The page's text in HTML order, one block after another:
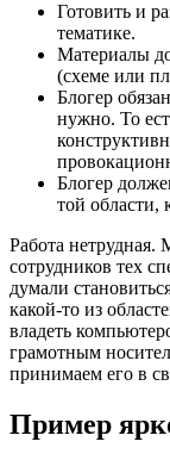
Готовить и
тематике.
Материалы
(схеме или
Блогер
нужно. То
Блогер
той области,
Работа нетрудная.
сотрудников тех
думали
какой-то из
владеть
грамотным
принимаем его в
Пример